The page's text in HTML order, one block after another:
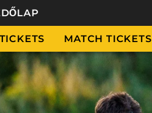
MATCH TICKETS